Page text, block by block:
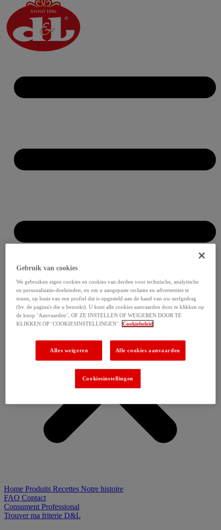
Home Produits Recettes Notre histoire
FAQ Contact
Consument Professional
Trouver ma friterie D&L
Gebruik van cookies
We gebruiken eigen cookies en cookies van derden voor technische, analytische
en personalisatie-doeleinden, en om u aangepaste reclame en advertenties te
tonen, op basis van een profiel dat is opgesteld aan de hand van uw surfgedrag
(bv. de pagina's die u bezoekt). U kunt alle cookies aanvaarden door te klikken op
de knop ‘Aanvaarden’, OF ZE INSTELLEN OF WEIGEREN DOOR TE
KLIKKEN OP ‘COOKIESINSTELLINGEN’. Cookiebeleid
Alles weigeren Alle cookies aanvaarden
Cookiesinstellingen